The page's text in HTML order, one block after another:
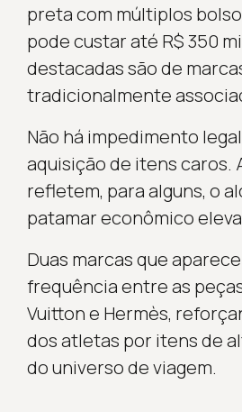
preta com múltiplos
pode custar até R$ 350
destacadas são de
tradicionalmente
Não há impedimento
aquisição de itens caros.
refletem, para alguns, o
patamar econômico
Duas marcas que
frequência entre as
Vuitton e Hermès,
dos atletas por itens de
do universo de viagem.